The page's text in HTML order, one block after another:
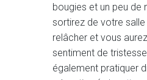
bougies et un peu de
sortirez de votre
relâcher et vous
sentiment de
également pratiquer